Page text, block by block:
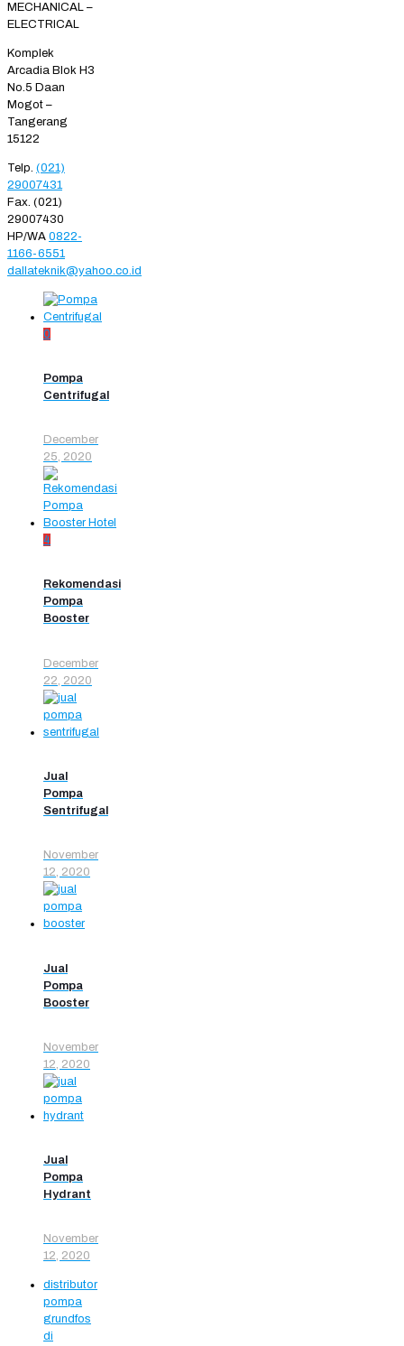
MECHANICAL –
ELECTRICAL
Komplek
Arcadia Blok H3
No.5 Daan
Mogot –
Tangerang
15122
Telp. (021)
29007431
Fax. (021)
29007430
HP/WA 0822-
1166-6551
dallateknik@yahoo.co.id
0
Pompa
Centrifugal
December
25, 2020
4
Rekomendasi
Pompa
Booster
December
22, 2020
Jual
Pompa
Sentrifugal
November
12, 2020
Jual
Pompa
Booster
November
12, 2020
Jual
Pompa
Hydrant
November
12, 2020
distributor
pompa
grundfos
di